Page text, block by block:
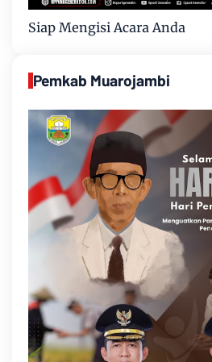
Siap Mengisi Acara Anda
Pemkab Muarojambi